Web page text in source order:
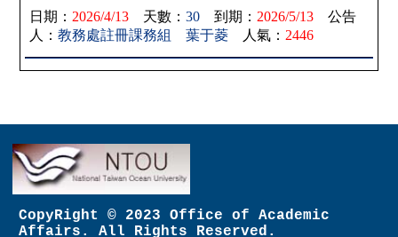
日期： 2026/4/13 天數：30 到期： 2026/5/13 公告
人：教務處註冊課務組 葉于菱 人氣： 2446
CopyRight © 2023 Office of Academic
Affairs. All Rights Reserved.